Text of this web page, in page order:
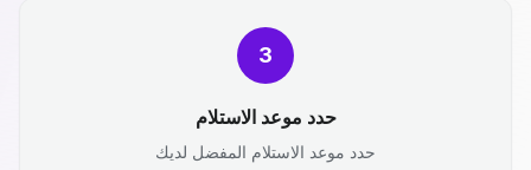
3
حدد موعد الاستلام
حدد موعد الاستلام المفضل لديك